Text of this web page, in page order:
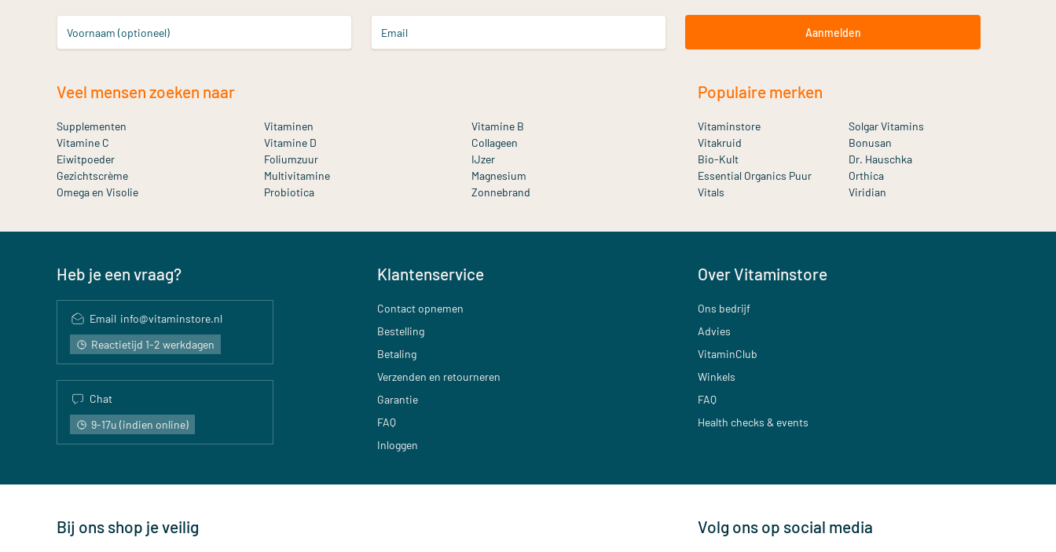
Voornaam (optioneel) Email Aanmelden
Veel mensen zoeken naar
Supplementen Vitaminen
Vitamine B
Vitamine C
Vitamine D
Collageen
Eiwitpoeder
Foliumzuur
IJzer
Gezichtscrème
Multivitamine
Magnesium
Omega en Visolie
Probiotica Zonnebrand
Populaire merken
Vitaminstore
Solgar Vitamins
Vitakruid
Bonusan
Bio-Kult
Dr. Hauschka
Essential Organics Puur
Orthica
Vitals
Viridian
Heb je een vraag?
Email info@vitaminstore.nl
Reactietijd 1-2 werkdagen
Chat
9-17u (indien online)
Klantenservice
Contact opnemen
Bestelling
Betaling
Verzenden en retourneren
Garantie
FAQ
Inloggen
Over Vitaminstore
Ons bedrijf
Advies
VitaminClub
Winkels
FAQ
Health checks & events
Bij ons shop je veilig Volg ons op social media